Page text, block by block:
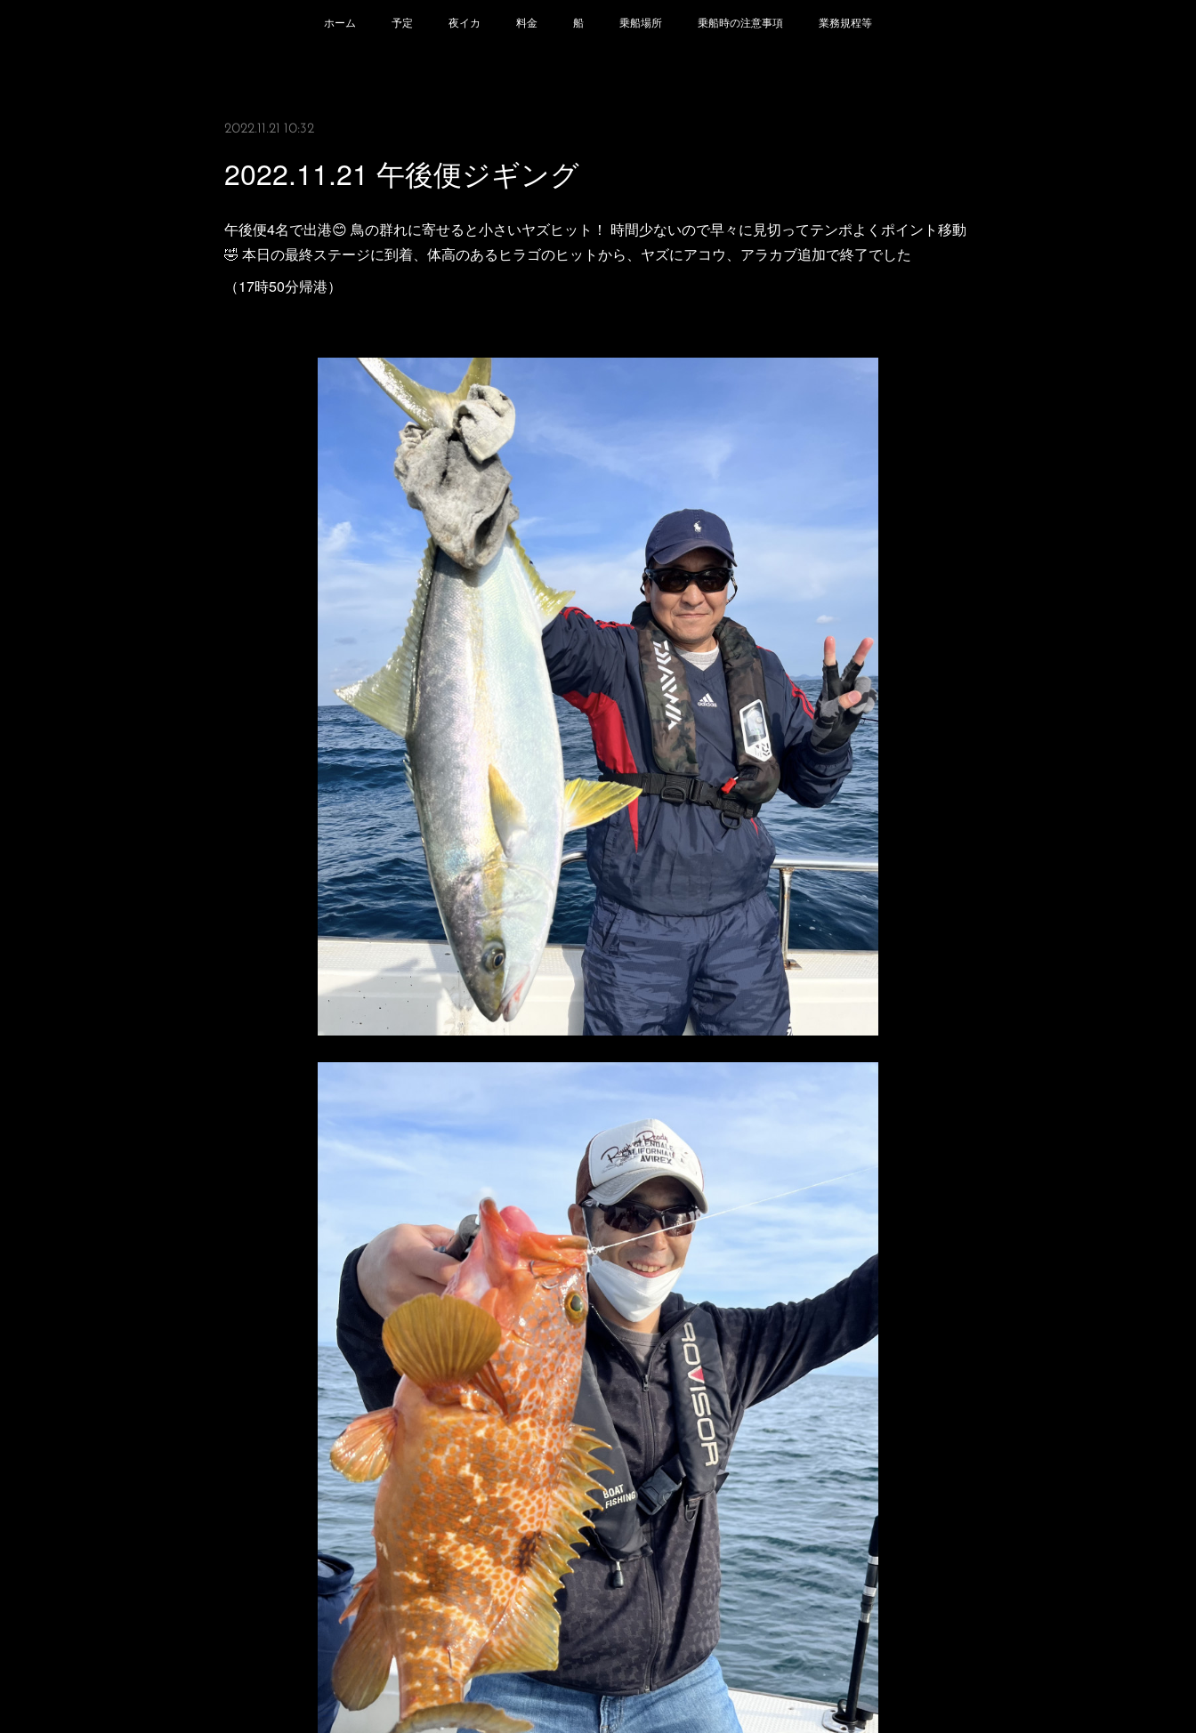
ホーム 予定 夜イカ 料金 船 乗船場所 乗船時の注意事項 業務規程等
2022.11.21 10:32
2022.11.21 午後便ジギング
午後便4名で出港😊 鳥の群れに寄せると小さいヤズヒット！ 時間少ないので早々に見切ってテンポよくポイント移動
🤣 本日の最終ステージに到着、体高のあるヒラゴのヒットから、ヤズにアコウ、アラカブ追加で終了でした
（17時50分帰港）